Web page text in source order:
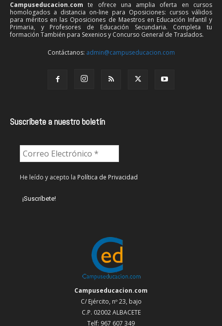
Campuseducacion.com te ofrece una amplia oferta en cursos
homologados a distancia on-line para Oposiciones: cursos válidos
para méritos en las Oposiciones de Maestros en Educación Infantil y
Primaria, y Profesores de Educación Secundaria. Completa tu
formación También para Sexenios y Concurso General de Traslados.
Contáctanos: admin@campuseducacion.com
Suscríbete a nuestro boletín
He leído y acepto la Política de Privacidad
Campuseducacion.com
C/ Ejército, nº 23, bajo
C.P. 02002 ALBACETE
Telf: 967 607 349